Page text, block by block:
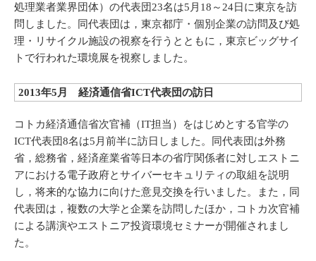
処理業者業界団体）の代表団23名は5月18～24日に東京を訪
問しました。同代表団は，東京都庁・個別企業の訪問及び処
理・リサイクル施設の視察を行うとともに，東京ビッグサイ
トで行われた環境展を視察しました。
2013年5月 経済通信省ICT代表団の訪日
コトカ経済通信省次官補（IT担当）をはじめとする官学の
ICT代表団8名は5月前半に訪日しました。同代表団は外務
省，総務省，経済産業省等日本の省庁関係者に対しエストニ
アにおける電子政府とサイバーセキュリティの取組を説明
し，将来的な協力に向けた意見交換を行いました。また，同
代表団は，複数の大学と企業を訪問したほか，コトカ次官補
による講演やエストニア投資環境セミナーが開催されまし
た。